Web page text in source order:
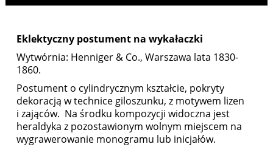
Eklektyczny postument na wykałaczki
Wytwórnia: Henniger & Co., Warszawa lata 1830-
1860.
Postument o cylindrycznym kształcie, pokryty
dekoracją w technice giloszunku, z motywem lizen
i zająców. Na środku kompozycji widoczna jest
heraldyka z pozostawionym wolnym miejscem na
wygrawerowanie monogramu lub inicjałów.